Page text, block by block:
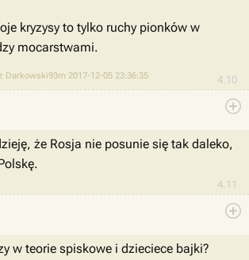
4.10
kryzysy to tylko ruchy pionków w
mocarstwami.
Darkowski93m 2017-12-05 23:36:35
4.11
że Rosja nie posunie się tak daleko,
w teorie spiskowe i dzieciece bajki?